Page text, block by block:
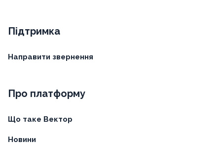
Підтримка
Направити звернення
Про платформу
Що таке Вектор
Новини